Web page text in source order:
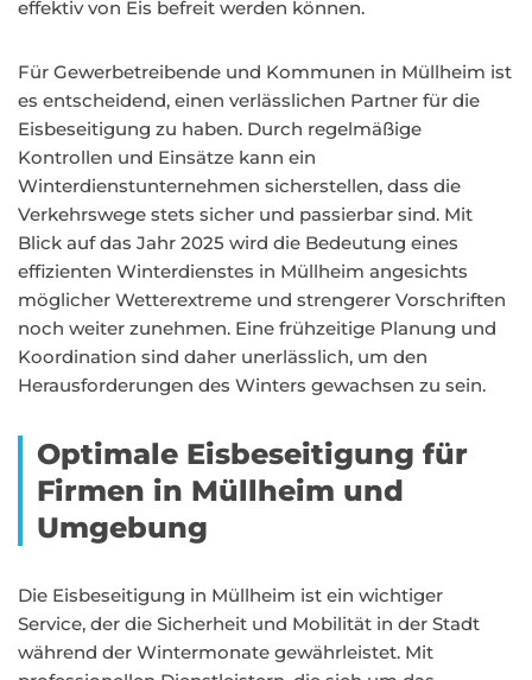
effektiv von Eis befreit werden können.
Für Gewerbetreibende und Kommunen in Müllheim ist
es entscheidend, einen verlässlichen Partner für die
Eisbeseitigung zu haben. Durch regelmäßige
Kontrollen und Einsätze kann ein
Winterdienstunternehmen sicherstellen, dass die
Verkehrswege stets sicher und passierbar sind. Mit
Blick auf das Jahr 2025 wird die Bedeutung eines
effizienten Winterdienstes in Müllheim angesichts
möglicher Wetterextreme und strengerer Vorschriften
noch weiter zunehmen. Eine frühzeitige Planung und
Koordination sind daher unerlässlich, um den
Herausforderungen des Winters gewachsen zu sein.
Optimale Eisbeseitigung für
Firmen in Müllheim und
Umgebung
Die Eisbeseitigung in Müllheim ist ein wichtiger
Service, der die Sicherheit und Mobilität in der Stadt
während der Wintermonate gewährleistet. Mit